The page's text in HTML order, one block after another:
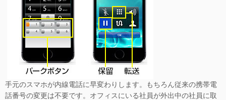
手元のスマホが内線電話に早変わりします。もちろん従来の携帯電
話番号の変更は不要です。オフィスにいる社員が外出中の社員に取